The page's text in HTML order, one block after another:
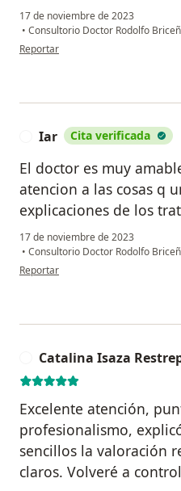
17 de noviembre de 2023
• Consultorio Doctor Rodolfo
en opinión del usuario Luz Marina
Reportar
Iar Cita verificada
El doctor es muy
atencion a las cosas q
explicaciones de los
17 de noviembre de 2023
• Consultorio Doctor Rodolfo
en opinión del usuario Iar
Reportar
Catalina Isaza
Excelente atención,
profesionalismo,
sencillos la valoración
claros. Volveré a